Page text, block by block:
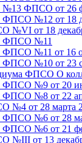
№13 ФПСО от 26
ФПСО №12 от 18
№VI от 18
ФПСО №11
ФПСО №11 от 16
ФПСО №10 от 23
ФПСО О
ФПСО №9 от 20
ФПСО №8 от 22
№4 от 28 марта
ФПСО №6 от 28
ФПСО №6 от 21
№III от 13